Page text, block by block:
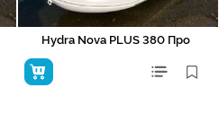
Hydra Nova PLUS 380 Про